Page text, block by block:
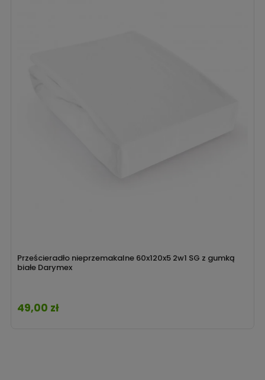
Prześcieradło nieprzemakalne 60x120x5 2w1 SG z gumką
białe Darymex
Cena
49,00 zł